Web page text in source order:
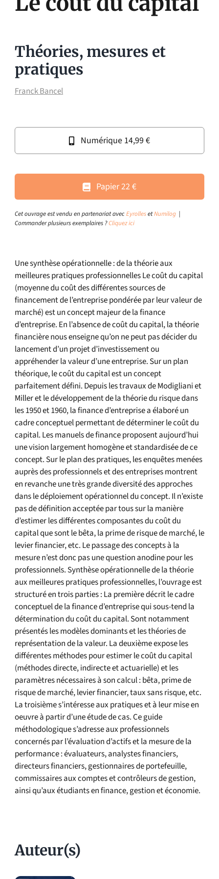
Théories, mesures et
pratiques
Franck Bancel
Numérique 14,99 €
Papier 22 €
Cet ouvrage est vendu en partenariat avecEyrollesetNumilog|
Commander plusieurs exemplaires ?Cliquez ici
Une synthèse opérationnelle : de la théorie aux
meilleures pratiques professionnelles Le coût du capital
(moyenne du coût des différentes sources de
financement de l’entreprise pondérée par leur valeur de
marché) est un concept majeur de la finance
d’entreprise. En l’absence de coût du capital, la théorie
financière nous enseigne qu’on ne peut pas décider du
lancement d’un projet d’investissement ou
appréhender la valeur d’une entreprise. Sur un plan
théorique, le coût du capital est un concept
parfaitement défini. Depuis les travaux de Modigliani et
Miller et le développement de la théorie du risque dans
les 1950 et 1960, la finance d’entreprise a élaboré un
cadre conceptuel permettant de déterminer le coût du
capital. Les manuels de finance proposent aujourd’hui
une vision largement homogène et standardisée de ce
concept. Sur le plan des pratiques, les enquêtes menées
auprès des professionnels et des entreprises montrent
en revanche une très grande diversité des approches
dans le déploiement opérationnel du concept. Il n’existe
pas de définition acceptée par tous sur la manière
d’estimer les différentes composantes du coût du
capital que sont le bêta, la prime de risque de marché, le
levier financier, etc. Le passage des concepts à la
mesure n’est donc pas une question anodine pour les
professionnels. Synthèse opérationnelle de la théorie
aux meilleures pratiques professionnelles, l’ouvrage est
structuré en trois parties : La première décrit le cadre
conceptuel de la finance d’entreprise qui sous-tend la
détermination du coût du capital. Sont notamment
présentés les modèles dominants et les théories de
représentation de la valeur. La deuxième expose les
différentes méthodes pour estimer le coût du capital
(méthodes directe, indirecte et actuarielle) et les
paramètres nécessaires à son calcul : bêta, prime de
risque de marché, levier financier, taux sans risque, etc.
La troisième s’intéresse aux pratiques et à leur mise en
oeuvre à partir d’une étude de cas. Ce guide
méthodologique s’adresse aux professionnels
concernés par l’évaluation d’actifs et la mesure de la
performance : évaluateurs, analystes financiers,
directeurs financiers, gestionnaires de portefeuille,
commissaires aux comptes et contrôleurs de gestion,
ainsi qu’aux étudiants en finance, gestion et économie.
Auteur(s)